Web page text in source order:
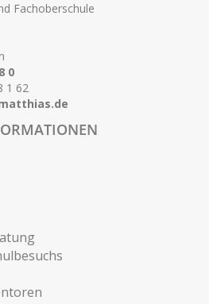
Fachoberschule
0
1 62